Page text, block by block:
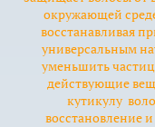
окружающей
восстанавливая
универсальным
уменьшить
действующие
кутикулу
восстановление